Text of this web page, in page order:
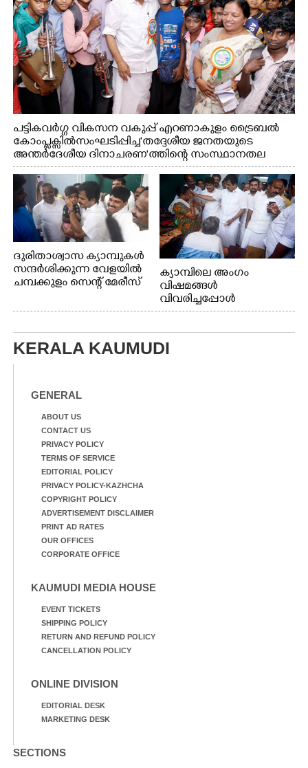
പട്ടികവർഗ്ഗ വികസന വകുപ്പ് എറണാകുളം ട്രൈബൽ
കോംപ്ലക്സിൽ സംഘടിപ്പിച്ച "തദ്ദേശീയ ജനതയുടെ
അന്തർദേശീയ ദിനാചരണ"ത്തിന്റെ സംസ്ഥാനതല
ഉദ്ഘാടനത്തിന് ശേഷം മുഖ്യമന്ത്രി വി.ഡി.
സതീശൻ കുട്ടികളോടൊപ്പം ഫോട്ടോയ്ക്ക് പോസ് ചെയ്യുന്നു.
മന്ത്രി കെ.എ. തുളസി സമീപം
ദുരിതാശ്വാസ ക്യാമ്പുകൾ
സന്ദർശിക്കുന്ന വേളയിൽ
ചമ്പക്കുളം സെന്റ് മേരീസ്
സ്കൂളിലെ
എ.ഐ.സി.സി ജനറൽ
സെക്രട്ടറി കെ.സി
വേണുഗോപാൽ എം.പി
ലാളിച്ചപ്പോൾ.
സഹകരണ-എക്സൈസ്
വകുപ്പ് മന്ത്രി എം. ലിജു,
കൃഷിവകുപ്പ് മന്ത്രി ടി.
സിദ്ദിഖ്, റെജി ചെറിയാൻ
എം. എൽ. എ എന്നിവർ
സമീപം
ക്യാമ്പിലെ അംഗം
വിഷമങ്ങൾ
വിവരിച്ചപ്പോൾ
സമാധാനിപ്പിക്കുന്ന
സെക്രട്ടറി കെ.സി
വേണുഗോപാൽ എം.പി.
KERALA KAUMUDI
GENERAL
ABOUT US
CONTACT US
PRIVACY POLICY
TERMS OF SERVICE
EDITORIAL POLICY
PRIVACY POLICY-KAZHCHA
COPYRIGHT POLICY
ADVERTISEMENT DISCLAIMER
PRINT AD RATES
OUR OFFICES
CORPORATE OFFICE
KAUMUDI MEDIA HOUSE
EVENT TICKETS
SHIPPING POLICY
RETURN AND REFUND POLICY
CANCELLATION POLICY
ONLINE DIVISION
EDITORIAL DESK
MARKETING DESK
SECTIONS